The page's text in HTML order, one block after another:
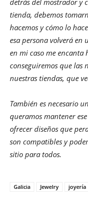
detrás del mostrador y
tienda, debemos
hacemos y cómo lo
esa persona volverá en
en mi caso me encanta
conseguiremos que las
nuestras tiendas, que
También es necesario
queramos mantener
ofrecer diseños que
son compatibles y
sitio para todos.
Galicia Jewelry joyería